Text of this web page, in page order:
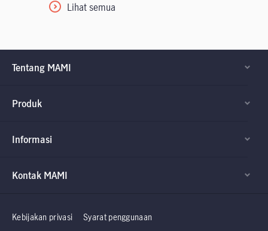
Lihat semua
Tentang MAMI
Produk
Informasi
Factsheet dan
Kontak MAMI
Kebijakan privasi Syarat penggunaan